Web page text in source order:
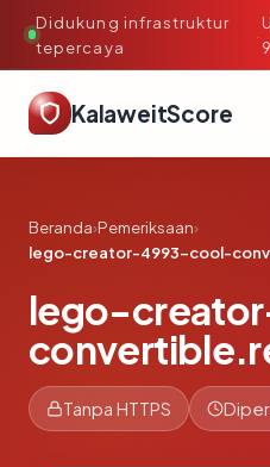
Didukung infrastruktur
tepercaya
·
KalaweitScore
Beranda›Pemeriksaan›
lego-creator-4993-cool-
lego-
Tanpa HTTPS